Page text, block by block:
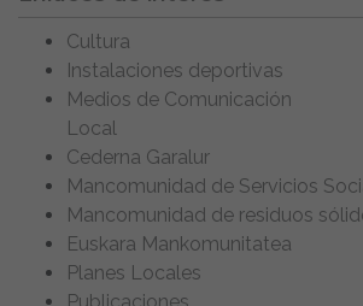
Cultura
Instalaciones deportivas
Medios de Comunicación
Local
Cederna Garalur
Mancomunidad de Servicios
Mancomunidad de residuos
Euskara Mankomunitatea
Planes Locales